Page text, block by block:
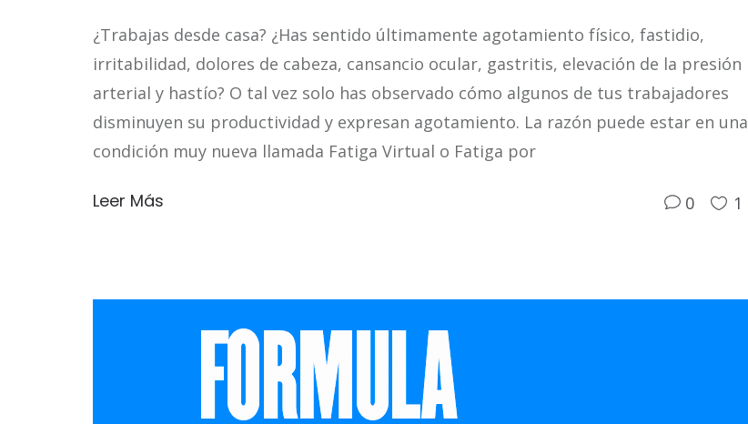
¿Trabajas desde casa? ¿Has sentido últimamente agotamiento físico, fastidio,
irritabilidad, dolores de cabeza, cansancio ocular, gastritis, elevación de la presión
arterial y hastío? O tal vez solo has observado cómo algunos de tus trabajadores
disminuyen su productividad y expresan agotamiento. La razón puede estar en una
condición muy nueva llamada Fatiga Virtual o Fatiga por
Leer Más 0 1